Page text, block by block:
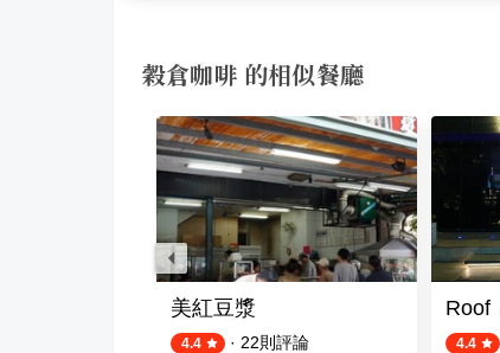
穀倉咖啡 的相似餐廳
美紅豆漿
4.4 · 22則評論
Roof
4.4